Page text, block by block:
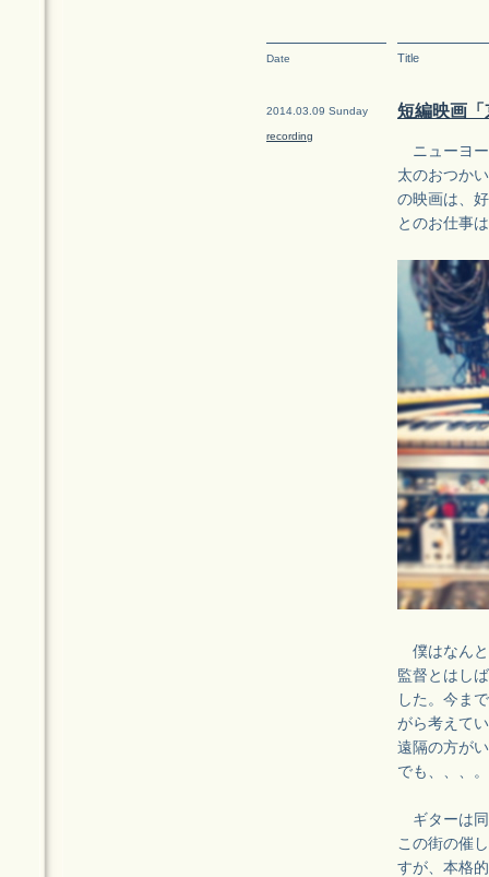
Date Title
2014.03.09 Sunday
recording
短編映画
ニューヨー
太のおつか
の映画は、
とのお仕事
僕はなんと
監督とはし
した。今ま
がら考えて
遠隔の方が
でも、、、。
ギターは同
この街の催
すが、本格